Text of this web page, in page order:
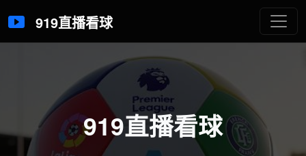
919直播看球
919直播看球